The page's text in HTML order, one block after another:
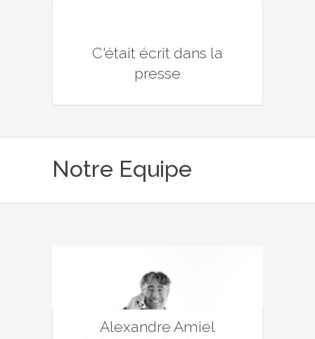
C'était écrit dans la
presse
Notre Equipe
Alexandre Amiel